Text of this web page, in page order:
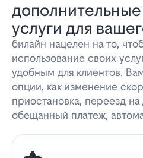
дополнительные
услуги для
билайн нацелен на то,
использование своих
удобным для клиентов.
опции, как изменение
приостановка, переезд
обещанный платеж,